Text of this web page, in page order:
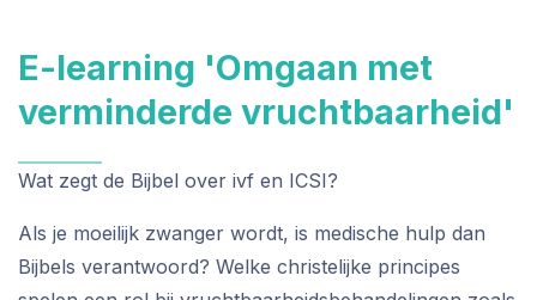
E-learning 'Omgaan met
verminderde vruchtbaarheid'
Wat zegt de Bijbel over ivf en ICSI?
Als je moeilijk zwanger wordt, is medische hulp dan
Bijbels verantwoord? Welke christelijke principes